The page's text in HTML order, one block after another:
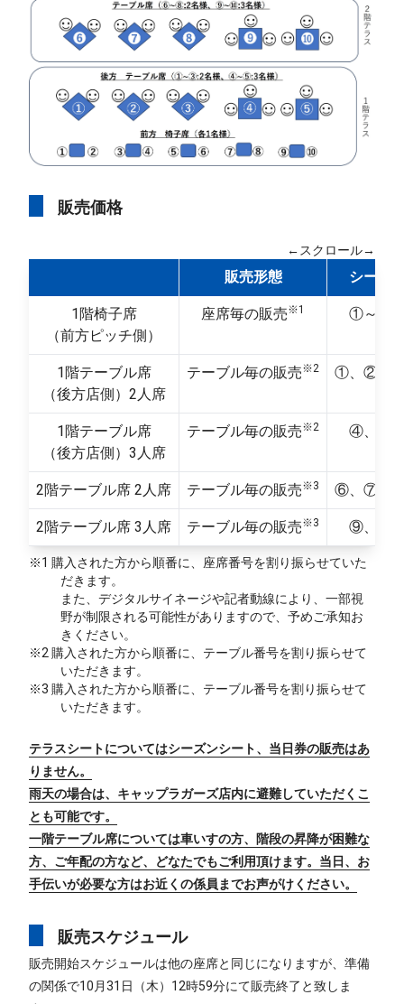
販売価格
←スクロール→
販売形態 シート
1階椅子席
（前方ピッチ側）
座席毎の販売※1 ①～⑩
1階テーブル席
（後方店側）2人席
テーブル毎の販売※2 ①、②、
1階テーブル席
（後方店側）3人席
テーブル毎の販売※2 ④、⑤
2階テーブル席 2人席 テーブル毎の販売※3 ⑥、⑦、
2階テーブル席 3人席 テーブル毎の販売※3 ⑨、⑩
※1 購入された方から順番に、座席番号を割り振らせていた
だきます。
また、デジタルサイネージや記者動線により、一部視
野が制限される可能性がありますので、予めご承知お
きください。
※2 購入された方から順番に、テーブル番号を割り振らせて
いただきます。
※3 購入された方から順番に、テーブル番号を割り振らせて
いただきます。
テラスシートについてはシーズンシート、当日券の販売はあ
りません。
雨天の場合は、キャップラガーズ店内に避難していただくこ
とも可能です。
一階テーブル席については車いすの方、階段の昇降が困難な
方、ご年配の方など、どなたでもご利用頂けます。当日、お
手伝いが必要な方はお近くの係員までお声がけください。
販売スケジュール
販売開始スケジュールは他の座席と同じになりますが、準備
の関係で10月31日（木）12時59分にて販売終了と致しま